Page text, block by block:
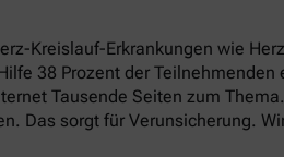
Kreislauf-Erkrankungen wie
38 Prozent der Teilnehmenden
Tausende Seiten zum
Das sorgt für Verunsicherung.